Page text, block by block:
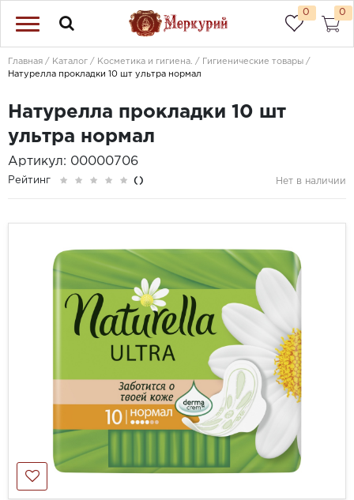
0 0
Главная Каталог Косметика и гигиена.
Гигиенические товары
Натурелла прокладки 10 шт ультра нормал
Натурелла прокладки 10 шт
ультра нормал
Артикул: 00000706
Рейтинг () Нет в наличии